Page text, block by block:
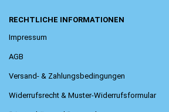
RECHTLICHE INFORMATIONEN
Impressum
AGB
Versand- & Zahlungsbedingungen
Widerrufsrecht & Muster-Widerrufsformular